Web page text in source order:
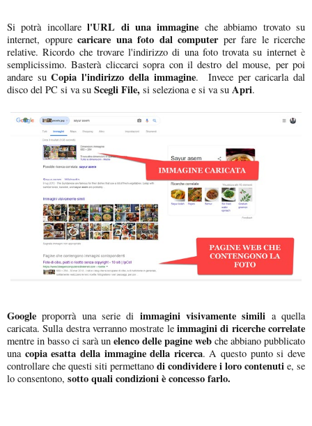
Si potrà incollarel'URL di una immagine che abbiamo trovato su
internet, oppure caricare una foto dal computerper fare le ricerche
relative. Ricordo che trovare l'indirizzo di una foto trovata su internet è
semplicissimo. Basterà cliccarci sopra con il destro del mouse, per poi
andare suCopia l'indirizzo della immagine. Invece per caricarla dal
disco del PC si va su Scegli File, si seleziona e si va su Apri.
Google proporrà una serie di immagini visivamente simili a quella
caricata. Sulla destra verranno mostrate le immagini di ricerche correlate
mentre in basso ci sarà un elenco delle pagine web che abbiano pubblicato
una copia esatta della immagine della ricerca. A questo punto si deve
controllare che questi siti permettano di condividere i loro contenuti e, se
lo consentono, sotto quali condizioni è concesso farlo.